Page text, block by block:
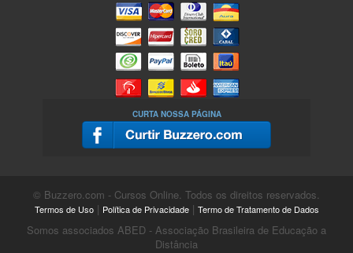
CURTA NOSSA PÁGINA
© Buzzero.com - Cursos Online. Todos os direitos reservados.
Termos de Uso| Política de Privacidade| Termo de Tratamento de Dados
Somos associados ABED - Associação Brasileira de Educação a
Distância